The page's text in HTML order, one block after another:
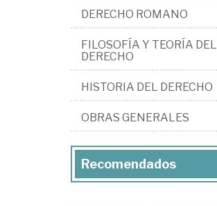
DERECHO ROMANO
FILOSOFÍA Y TEORÍA DEL
DERECHO
HISTORIA DEL DERECHO
OBRAS GENERALES
Recomendados